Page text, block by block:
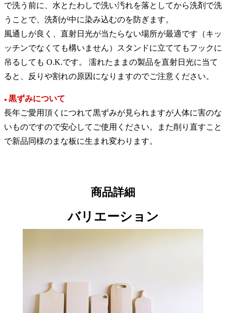
で洗う前に、水とたわしで洗い汚れを落としてから洗剤で洗
うことで、洗剤が中に染み込むのを防ぎます。
風通しが良く、直射日光が当たらない場所が最適です（キッ
ッチンでなくても構いません）スタンドに立ててもフックに
吊るしても O.K.です。 濡れたままの製品を直射日光に当て
ると、反りや割れの原因になりますのでご注意ください。
● 黒ずみについて
長年ご愛用頂くにつれて黒ずみが見られますが人体に害のな
いものですので安心してご使用ください。また削り直すこと
で新品同様のまな板に生まれ変わります。
商品詳細
バリエーション